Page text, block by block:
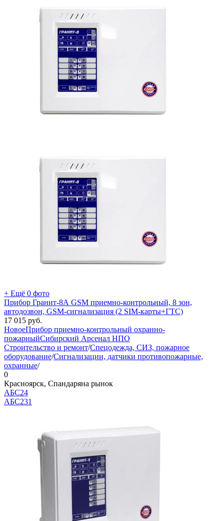
+ Ещё 0 фото
Прибор Гранит-8А GSM приемно-контрольный, 8 зон,
автодозвон, GSM-сигнализация (2 SIM-карты+ГТС)
17 015 руб.
НовоеПрибор приемно-контрольный охранно-
пожарныйСибирский Арсенал НПО
Строительство и ремонт/Спецодежда, СИЗ, пожарное
оборудование/Сигнализации, датчики противопожарные,
охранные/
0
Красноярск, Спандаряна рынок
АБС24
АБС231